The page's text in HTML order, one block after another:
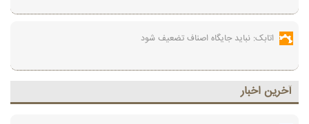
اتابک: نباید جایگاه اصناف تضعیف شود
آخرين اخبار